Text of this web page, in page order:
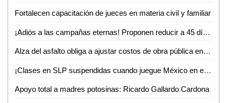
Fortalecen capacitación de jueces en materia civil y familiar
¡Adiós a las campañas eternas! Proponen reducir a 45 días el periodo electoral SLP
Alza del asfalto obliga a ajustar costos de obra pública en SLP
¡Clases en SLP suspendidas cuando juegue México en el Mundial!
Apoyo total a madres potosinas: Ricardo Gallardo Cardona